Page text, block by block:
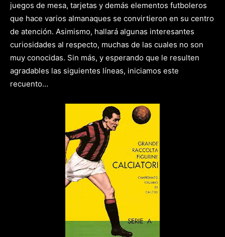
juegos de mesa, tarjetas y demás elementos futboleros
que hace varios almanaques se convirtieron en su centro
de atención. Asimismo, hallará algunas interesantes
curiosidades al respecto, muchas de las cuales no son
muy conocidas. Sin más, y esperando que le resulten
agradables las siguientes líneas, iniciamos este
recuento…